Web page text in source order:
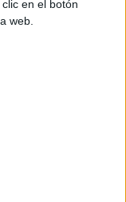
en el botón
web.